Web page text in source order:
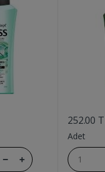
252.00
Adet